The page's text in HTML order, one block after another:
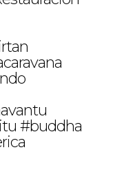
#buddha